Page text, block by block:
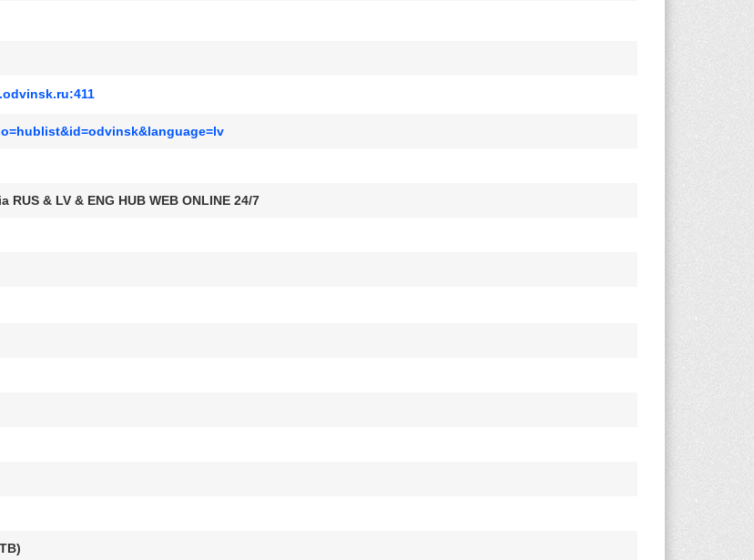
& LV & ENG HUB WEB ONLINE 24/7